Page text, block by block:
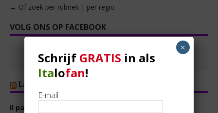
→ Of zoek per rubriek | per regio
VOLG ONS OP FACEBOOK
LA REPUBBLICA
Il pasticcio della risoluzione. Salvini avverte gli
Schrijf GRATIS in als
Italofan!
E-mail
×